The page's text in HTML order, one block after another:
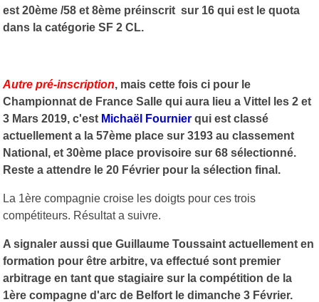
est 20ème /58 et 8ème préinscrit sur 16 qui est le quota
dans la catégorie SF 2 CL.
Autre pré-inscription, mais cette fois ci pour le
Championnat de France Salle qui aura lieu a Vittel les 2 et
3 Mars 2019, c'est Michaël Fournier qui est classé
actuellement a la 57ème place sur 3193 au classement
National, et 30ème place provisoire sur 68 sélectionné.
Reste a attendre le 20 Février pour la sélection final.
La 1ère compagnie croise les doigts pour ces trois
compétiteurs. Résultat a suivre.
A signaler aussi que Guillaume Toussaint actuellement en
formation pour être arbitre, va effectué sont premier
arbitrage en tant que stagiaire sur la compétition de la
1ère compagne d'arc de Belfort le dimanche 3 Février.